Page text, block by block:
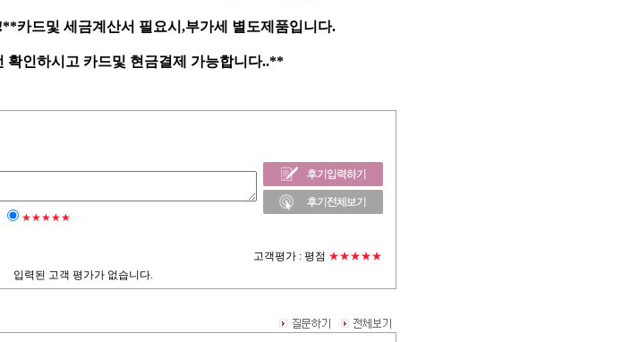
카드및 세금계산서 필요시,부가세 별도제품입니다.
확인하시고 카드및 현금결제 가능합니다..**
★★★★★
고객평가 : 평점 ★★★★★
입력된 고객 평가가 없습니다.